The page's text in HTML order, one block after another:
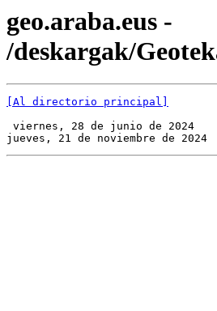
geo.araba.eus -
/deskargak/
[Al directorio principal]
viernes, 28 de junio de 2024
jueves, 21 de noviembre de